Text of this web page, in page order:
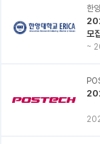
한
모
~